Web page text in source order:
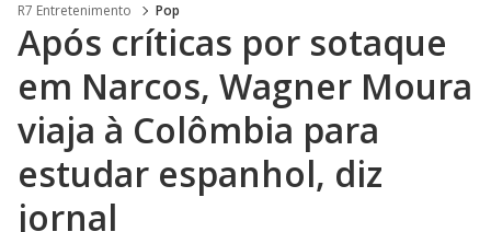
R7 Entretenimento Pop
Após críticas por sotaque
em Narcos, Wagner Moura
viaja à Colômbia para
estudar espanhol, diz
jornal